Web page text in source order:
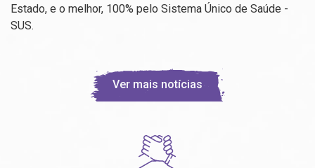
Estado, e o melhor, 100% pelo Sistema Único de Saúde -
SUS.
Ver mais notícias